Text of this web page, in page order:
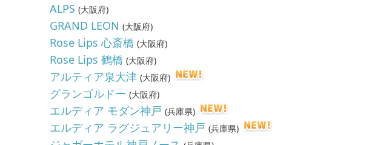
ALPS (大阪府)
GRAND LEON (大阪府)
Rose Lips 心斎橋 (大阪府)
Rose Lips 鶴橋 (大阪府)
アルティア泉大津 (大阪府)
グランゴルドー (大阪府)
エルディア モダン神戸 (兵庫県)
エルディア ラグジュアリー神戸 (兵庫県)